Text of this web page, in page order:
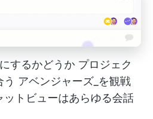
するかどうか プロジェク
う アベンジャーズ_を観戦
トビューはあらゆる会話